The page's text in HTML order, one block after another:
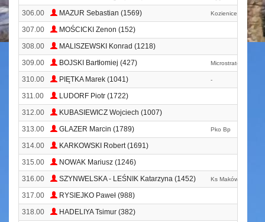
306.00 MAZUR Sebastian (1569) Kozienice!!!!
307.00
MOŚCICKI Zenon (152)
308.00
MALISZEWSKI Konrad (1218)
309.00
BOJSKI Bartłomiej (427) Microstrategy
310.00 PIĘTKA Marek (1041) -
311.00
LUDORF Piotr (1722)
312.00
KUBASIEWICZ Wojciech (1007)
313.00
GLAZER Marcin (1789) Pko Bp
314.00
KARKOWSKI Robert (1691)
315.00
NOWAK Mariusz (1246)
316.00
SZYNWELSKA - LEŚNIK Katarzyna (1452) Ks Maków Biega
317.00
RYSIEJKO Paweł (988)
318.00
HADELIYA Tsimur (382)